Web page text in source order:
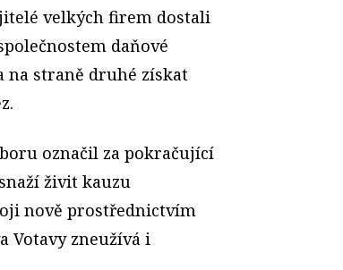
velkých firem dostali
daňové
na straně druhé získat
označil za pokračující
živit kauzu
nově prostřednictvím
Votavy zneužívá i